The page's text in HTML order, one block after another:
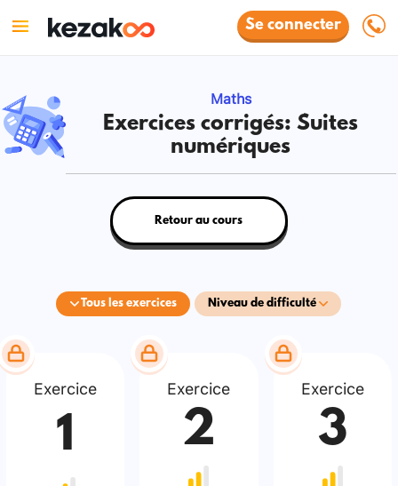
Se connecter
Maths
Exercices corrigés: Suites
numériques
Tous les exercices Niveau de difficulté
Retour au cours
Exercice
1
Exercice
2
Exercice
3